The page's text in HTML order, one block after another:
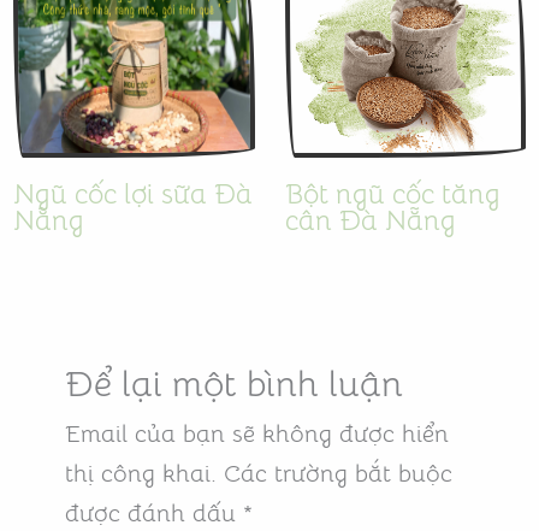
Ngũ cốc lợi sữa Đà
Nẵng
Bột ngũ cốc tăng
cân Đà Nẵng
Để lại một bình luận
Email của bạn sẽ không được hiển
thị công khai. Các trường bắt buộc
được đánh dấu *